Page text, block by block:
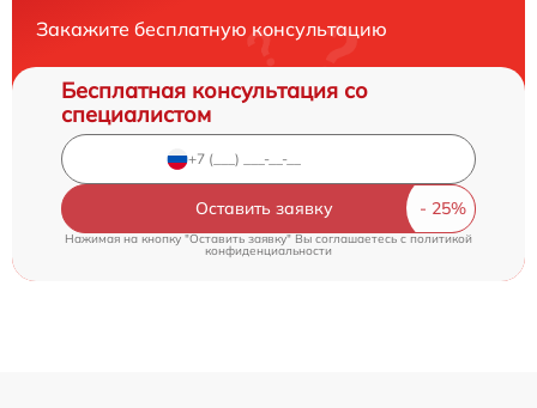
Закажите бесплатную консультацию
Бесплатная консультация со
специалистом
Оставить заявку
Нажимая на кнопку "Оставить заявку" Вы соглашаетесь cполитикой
конфиденциальности